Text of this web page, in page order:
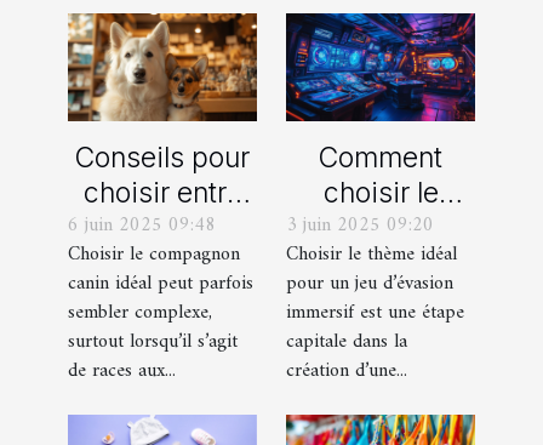
Conseils pour
choisir entre
un berger
blanc suisse
et un berger
américain
miniature
6 juin 2025 09:48
Choisir le compagnon
canin idéal peut parfois
sembler complexe,
surtout lorsqu’il s’agit
de races aux...
Comment
choisir le
thème parfait
pour votre
prochain jeu
d'évasion
immersif
3 juin 2025 09:20
Choisir le thème idéal
pour un jeu d’évasion
immersif est une étape
capitale dans la
création d’une...